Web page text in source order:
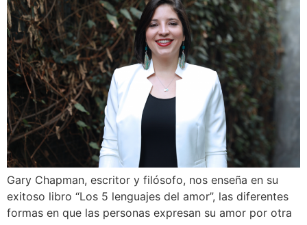
Gary Chapman, escritor y filósofo, nos enseña en su
exitoso libro “Los 5 lenguajes del amor”, las diferentes
formas en que las personas expresan su amor por otra